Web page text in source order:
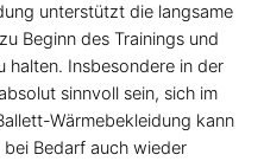
unterstützt die langsame
Beginn des Trainings und
halten. Insbesondere in der
sinnvoll sein, sich im
Wärmebekleidung kann
Bedarf auch wieder